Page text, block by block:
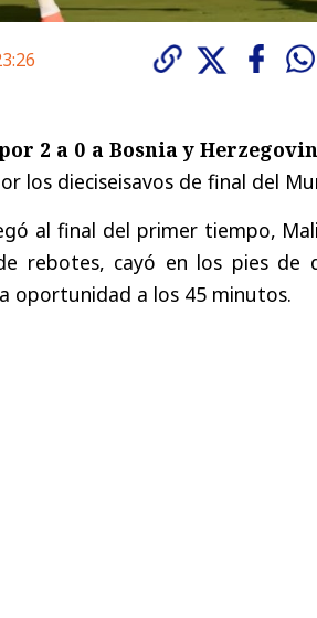
2 a 0 a Bosnia y
los dieciseisavos de final del
al final del primer tiempo,
rebotes, cayó en los pies de
oportunidad a los 45 minutos.